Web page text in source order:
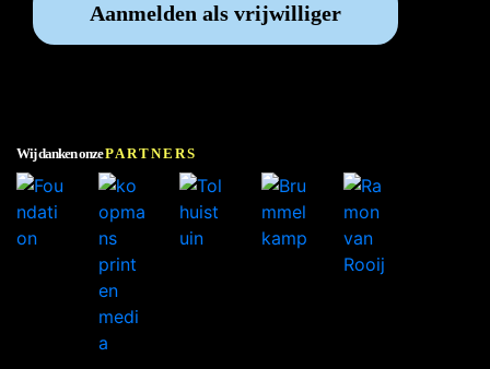
Aanmelden als vrijwilliger
Wij danken onzePARTNERS